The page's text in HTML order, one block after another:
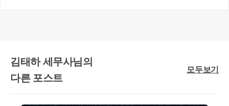
한 이자지급 및 원금 변제
상황과 담보제공 사실 등에 의하여 사실상의 채무자가 3인 공
동임이 확인되는 경우
김태하 세무사님의
다른 포스트
모두보기